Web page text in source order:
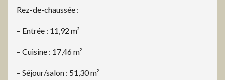
Rez-de-chaussée :
– Entrée : 11,92 m²
– Cuisine : 17,46 m²
– Séjour/salon : 51,30 m²